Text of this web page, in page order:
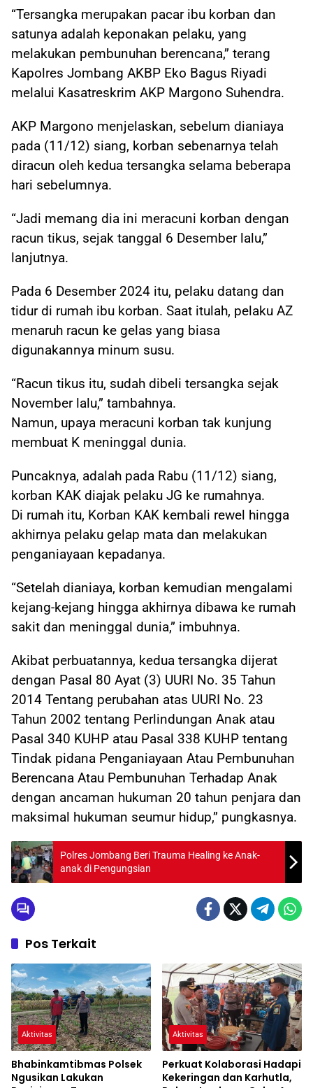
“Tersangka merupakan pacar ibu korban dan
satunya adalah keponakan pelaku, yang
melakukan pembunuhan berencana,” terang
Kapolres Jombang AKBP Eko Bagus Riyadi
melalui Kasatreskrim AKP Margono Suhendra.
AKP Margono menjelaskan, sebelum dianiaya
pada (11/12) siang, korban sebenarnya telah
diracun oleh kedua tersangka selama beberapa
hari sebelumnya.
“Jadi memang dia ini meracuni korban dengan
racun tikus, sejak tanggal 6 Desember lalu,”
lanjutnya.
Pada 6 Desember 2024 itu, pelaku datang dan
tidur di rumah ibu korban. Saat itulah, pelaku AZ
menaruh racun ke gelas yang biasa
digunakannya minum susu.
“Racun tikus itu, sudah dibeli tersangka sejak
November lalu,” tambahnya.
Namun, upaya meracuni korban tak kunjung
membuat K meninggal dunia.
Puncaknya, adalah pada Rabu (11/12) siang,
korban KAK diajak pelaku JG ke rumahnya.
Di rumah itu, Korban KAK kembali rewel hingga
akhirnya pelaku gelap mata dan melakukan
penganiayaan kepadanya.
“Setelah dianiaya, korban kemudian mengalami
kejang-kejang hingga akhirnya dibawa ke rumah
sakit dan meninggal dunia,” imbuhnya.
Akibat perbuatannya, kedua tersangka dijerat
dengan Pasal 80 Ayat (3) UURI No. 35 Tahun
2014 Tentang perubahan atas UURI No. 23
Tahun 2002 tentang Perlindungan Anak atau
Pasal 340 KUHP atau Pasal 338 KUHP tentang
Tindak pidana Penganiayaan Atau Pembunuhan
Berencana Atau Pembunuhan Terhadap Anak
dengan ancaman hukuman 20 tahun penjara dan
maksimal hukuman seumur hidup,” pungkasnya.
Polres Jombang Beri Trauma Healing ke Anak-
anak di Pengungsian
Pos Terkait
Aktivitas
Bhabinkamtibmas Polsek
Ngusikan Lakukan
Aktivitas
Perkuat Kolaborasi Hadapi
Kekeringan dan Karhutla,